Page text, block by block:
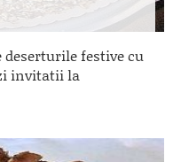
festive cu
invitatii la